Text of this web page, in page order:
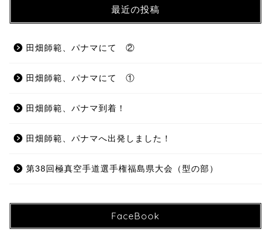
最近の投稿
田畑師範、パナマにて ②
田畑師範、パナマにて ①
田畑師範、パナマ到着！
田畑師範、パナマへ出発しました！
第38回極真空手道選手権福島県大会（型の部）
FaceBook